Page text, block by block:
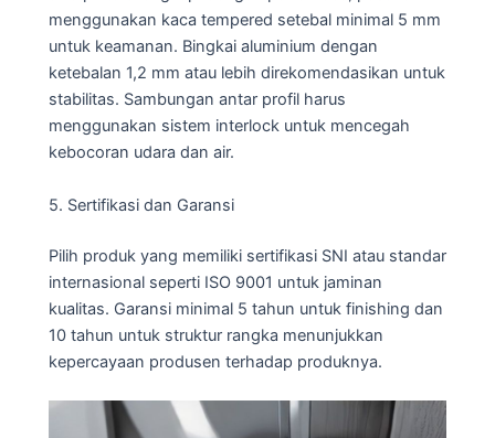
menggunakan kaca tempered setebal minimal 5 mm
untuk keamanan. Bingkai aluminium dengan
ketebalan 1,2 mm atau lebih direkomendasikan untuk
stabilitas. Sambungan antar profil harus
menggunakan sistem interlock untuk mencegah
kebocoran udara dan air.
5. Sertifikasi dan Garansi
Pilih produk yang memiliki sertifikasi SNI atau standar
internasional seperti ISO 9001 untuk jaminan
kualitas. Garansi minimal 5 tahun untuk finishing dan
10 tahun untuk struktur rangka menunjukkan
kepercayaan produsen terhadap produknya.